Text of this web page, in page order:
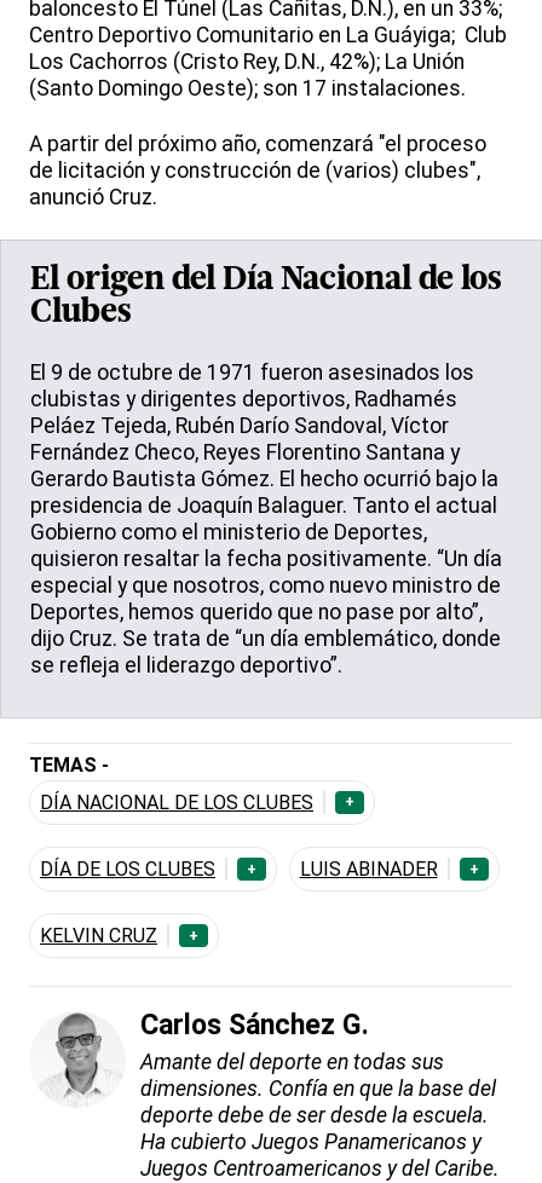
baloncesto El Túnel (Las Cañitas, D.N.), en un 33%;
Centro Deportivo Comunitario en La Guáyiga; Club
Los Cachorros (Cristo Rey, D.N., 42%); La Unión
(Santo Domingo Oeste); son 17 instalaciones.
A partir del próximo año, comenzará "el proceso
de licitación y construcción de (varios) clubes",
anunció Cruz.
El origen del Día Nacional de los
Clubes
El 9 de octubre de 1971 fueron asesinados los
clubistas y dirigentes deportivos, Radhamés
Peláez Tejeda, Rubén Darío Sandoval, Víctor
Fernández Checo, Reyes Florentino Santana y
Gerardo Bautista Gómez. El hecho ocurrió bajo la
presidencia de Joaquín Balaguer. Tanto el actual
Gobierno como el ministerio de Deportes,
quisieron resaltar la fecha positivamente. “Un día
especial y que nosotros, como nuevo ministro de
Deportes, hemos querido que no pase por alto”,
dijo Cruz. Se trata de “un día emblemático, donde
se refleja el liderazgo deportivo”.
TEMAS -
DÍA NACIONAL DE LOS CLUBES
+
DÍA DE LOS CLUBES + LUIS ABINADER +
KELVIN CRUZ +
Carlos Sánchez G.
Amante del deporte en todas sus
dimensiones. Confía en que la base del
deporte debe de ser desde la escuela.
Ha cubierto Juegos Panamericanos y
Juegos Centroamericanos y del Caribe.